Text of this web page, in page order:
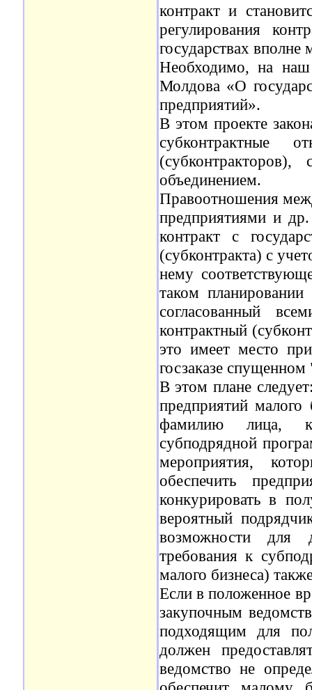
контракт и
регулирования
государствах вполне
Необходимо, на наш
Молдова «О
предприятий».
В этом проекте
субконтрактные
объединением.
Правоотношения
предприятиями и
контракт с
(субконтракта) с
нему
таком
согласованный
контрактный
это имеет место
госзаказе спущенном
В этом плане
предприятий малого
фамилию лица,
субподрядной
мероприятия,
обеспечить
конкурировать в
вероятный
возможности для
требования к
малого бизнеса)
Если в положенное
закупочным
подходящим для
должен
ведомство не